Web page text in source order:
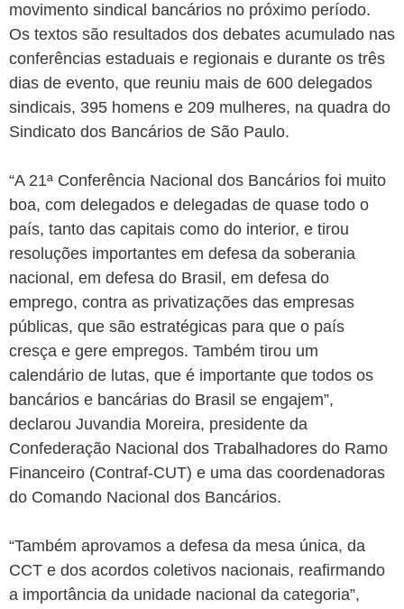
movimento sindical bancários no próximo período.
Os textos são resultados dos debates acumulado nas
conferências estaduais e regionais e durante os três
dias de evento, que reuniu mais de 600 delegados
sindicais, 395 homens e 209 mulheres, na quadra do
Sindicato dos Bancários de São Paulo.
“A 21ª Conferência Nacional dos Bancários foi muito
boa, com delegados e delegadas de quase todo o
país, tanto das capitais como do interior, e tirou
resoluções importantes em defesa da soberania
nacional, em defesa do Brasil, em defesa do
emprego, contra as privatizações das empresas
públicas, que são estratégicas para que o país
cresça e gere empregos. Também tirou um
calendário de lutas, que é importante que todos os
bancários e bancárias do Brasil se engajem”,
declarou Juvandia Moreira, presidente da
Confederação Nacional dos Trabalhadores do Ramo
Financeiro (Contraf-CUT) e uma das coordenadoras
do Comando Nacional dos Bancários.
“Também aprovamos a defesa da mesa única, da
CCT e dos acordos coletivos nacionais, reafirmando
a importância da unidade nacional da categoria”,